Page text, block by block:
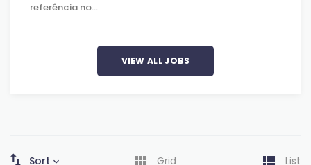
referência no…
VIEW ALL JOBS
Sort Grid List